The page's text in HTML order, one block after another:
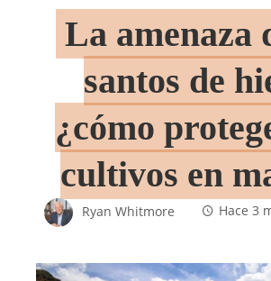
La amenaza
santos de
¿cómo
cultivos en
Ryan Whitmore Hace 3